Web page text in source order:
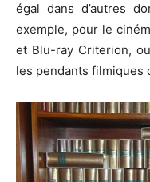
égal dans d’autres
exemple, pour le
et Blu-ray Criterion,
les pendants filmiques